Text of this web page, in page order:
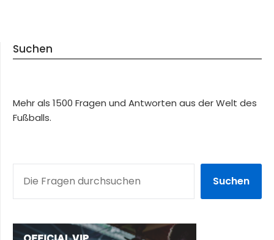
Suchen
Mehr als 1500 Fragen und Antworten aus der Welt des
Fußballs.
Suchen